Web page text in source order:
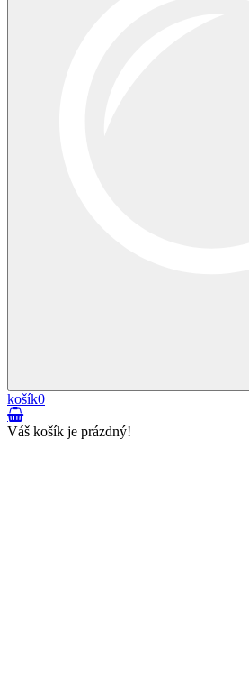
košík0
Váš košík je prázdný!